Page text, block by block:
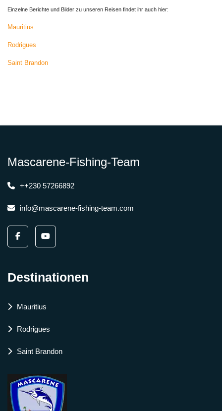
Einzelne Berichte und Bilder zu unseren Reisen findet ihr auch hier:
Mauritius
Rodrigues
Saint Brandon
Mascarene-Fishing-Team
++230 57266892
info@mascarene-fishing-team.com
Destinationen
Mauritius
Rodrigues
Saint Brandon